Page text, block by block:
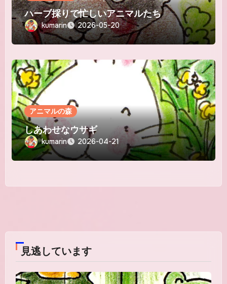
ハーブ採りで忙しいアニマルたち
kumarin 2026-05-20
アニマルの森
しあわせなウサギ
kumarin 2026-04-21
見逃しています